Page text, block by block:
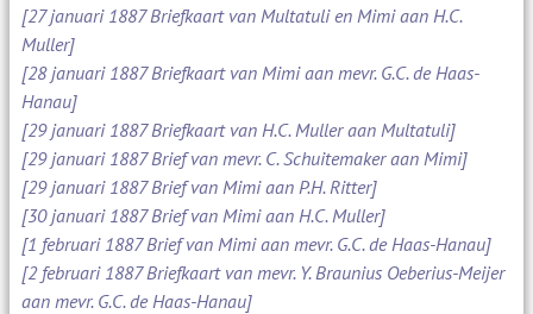
[27 januari 1887 Briefkaart van Multatuli en Mimi aan H.C.
Muller]
[28 januari 1887 Briefkaart van Mimi aan mevr. G.C. de Haas-
Hanau]
[29 januari 1887 Briefkaart van H.C. Muller aan Multatuli]
[29 januari 1887 Brief van mevr. C. Schuitemaker aan Mimi]
[29 januari 1887 Brief van Mimi aan P.H. Ritter]
[30 januari 1887 Brief van Mimi aan H.C. Muller]
[1 februari 1887 Brief van Mimi aan mevr. G.C. de Haas-Hanau]
[2 februari 1887 Briefkaart van mevr. Y. Braunius Oeberius-Meijer
aan mevr. G.C. de Haas-Hanau]